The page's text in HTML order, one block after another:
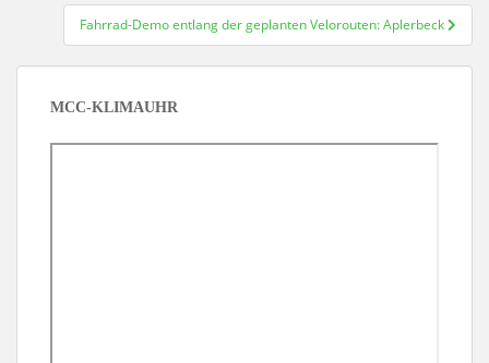
Fahrrad-Demo entlang der geplanten Velorouten: Aplerbeck
MCC-KLIMAUHR